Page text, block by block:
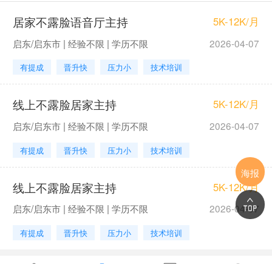
居家不露脸语音厅主持 5K-12K/月
启东/启东市 | 经验不限 | 学历不限 2026-04-07
有提成 晋升快 压力小 技术培训
线上不露脸居家主持 5K-12K/月
启东/启东市 | 经验不限 | 学历不限 2026-04-07
有提成 晋升快 压力小 技术培训
线上不露脸居家主持 5K-12K/月
启东/启东市 | 经验不限 | 学历不限 2026-04-07
有提成 晋升快 压力小 技术培训
海报